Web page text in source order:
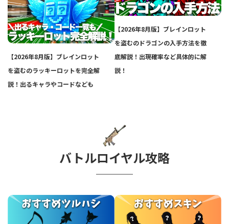
【2026年8月版】ブレインロット
を盗むのラッキーロットを完全解
説！出るキャラやコードなども
【2026年8月版】ブレインロット
を盗むのドラゴンの入手方法を徹
底解説！出現確率など具体的に解
説！
バトルロイヤル攻略